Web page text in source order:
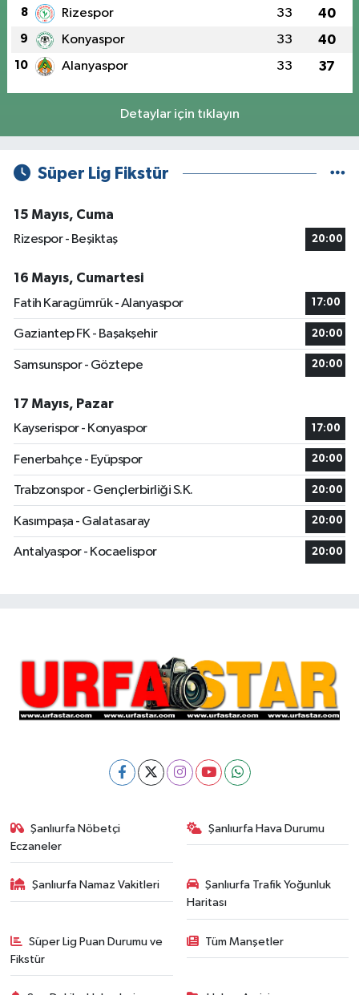
8 Rizespor 33 40
9 Konyaspor 33 40
10 Alanyaspor 33 37
Detaylar için tıklayın
Süper Lig Fikstür
15 Mayıs, Cuma
Rizespor - Beşiktaş
20:00
16 Mayıs, Cumartesi
Fatih Karagümrük - Alanyaspor
17:00
Gaziantep FK - Başakşehir 20:00
Samsunspor - Göztepe 20:00
17 Mayıs, Pazar
Kayserispor - Konyaspor
17:00
Fenerbahçe - Eyüpspor 20:00
Trabzonspor - Gençlerbirliği S.K. 20:00
Kasımpaşa - Galatasaray 20:00
Antalyaspor - Kocaelispor 20:00
Şanlıurfa Nöbetçi
Eczaneler
Şanlıurfa Hava Durumu
Şanlıurfa Namaz Vakitleri
Şanlıurfa Trafik Yoğunluk
Haritası
Süper Lig Puan Durumu ve
Fikstür
Tüm Manşetler